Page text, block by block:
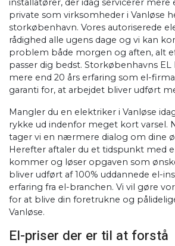
installatører, der idag servicerer mere
private som virksomheder i Vanløse
storkøbenhavn. Vores autoriserede
rådighed alle ugens dage og vi kan
problem både morgen og aften, alt
passer dig bedst. Storkøbenhavns
mere end 20 års erfaring som el-
garanti for, at arbejdet bliver udført
Mangler du en elektriker i Vanløse
rykke ud indenfor meget kort varsel.
tager vi en nærmere dialog om dine
Herefter aftaler du et tidspunkt med
kommer og løser opgaven som
bliver udført af 100% uddannede el-
erfaring fra el-branchen. Vi vil gøre
for at blive din foretrukne og
Vanløse.
El-priser der er til at forstå